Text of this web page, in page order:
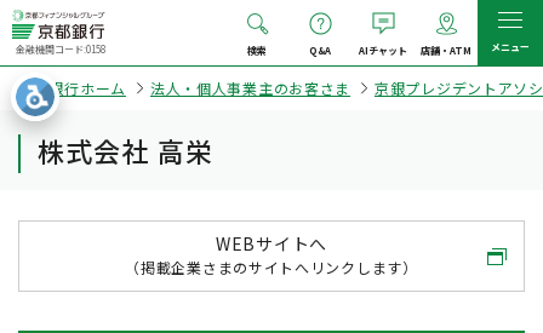
金融機関コード:0158 検索 Q&A AIチャット 店舗・ATM メニュー
京都銀行ホーム 法人・個人事業主のお客さま 京銀プレジデントアソ
株式会社 高栄
WEBサイトへ
（掲載企業さまのサイトへリンクします）